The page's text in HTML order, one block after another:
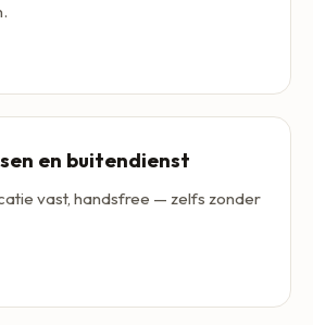
en buitendienst
vast, handsfree — zelfs zonder